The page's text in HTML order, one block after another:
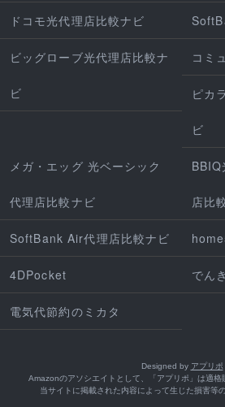
ドコモ光代理店比較ナビ
ビッグローブ光代理店比較ナ
ビ
コミ
ピカ
ビ
メガ・エッグ 光ベーシック
代理店比較ナビ
BBIQ
店比
SoftBank Air代理店比較ナビ
4DPocket でん
電気代節約のミカタ
Designed by アプリポ
Amazonのアソシエイトとして、「アプリポ」は適格
当サイトに掲載された内容によって生じた損害等